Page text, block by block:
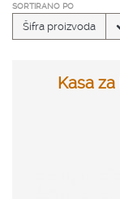
SORTIRANO PO
Šifra proizvoda
Kasa